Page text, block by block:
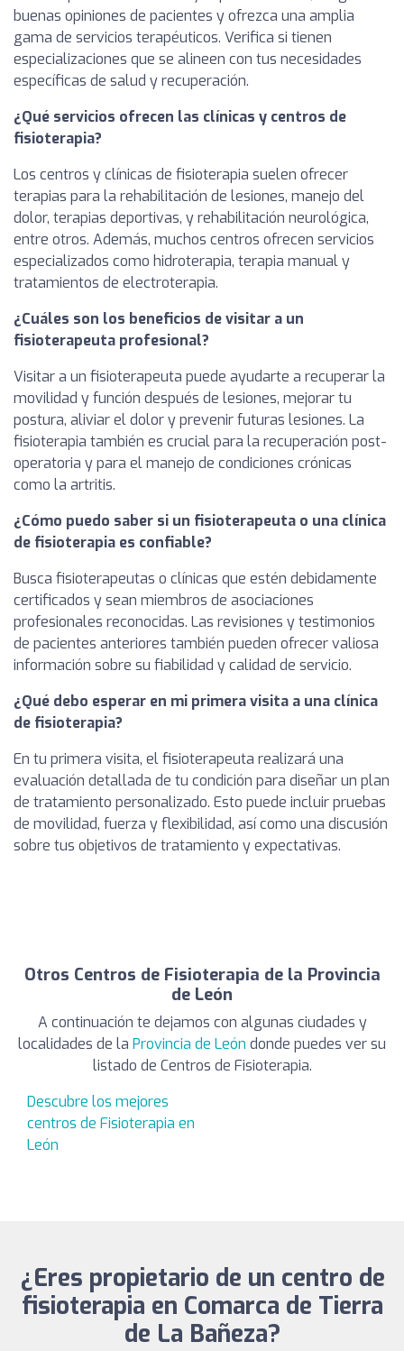
buenas opiniones de pacientes y ofrezca una amplia
gama de servicios terapéuticos. Verifica si tienen
especializaciones que se alineen con tus necesidades
específicas de salud y recuperación.
¿Qué servicios ofrecen las clínicas y centros de
fisioterapia?
Los centros y clínicas de fisioterapia suelen ofrecer
terapias para la rehabilitación de lesiones, manejo del
dolor, terapias deportivas, y rehabilitación neurológica,
entre otros. Además, muchos centros ofrecen servicios
especializados como hidroterapia, terapia manual y
tratamientos de electroterapia.
¿Cuáles son los beneficios de visitar a un
fisioterapeuta profesional?
Visitar a un fisioterapeuta puede ayudarte a recuperar la
movilidad y función después de lesiones, mejorar tu
postura, aliviar el dolor y prevenir futuras lesiones. La
fisioterapia también es crucial para la recuperación post-
operatoria y para el manejo de condiciones crónicas
como la artritis.
¿Cómo puedo saber si un fisioterapeuta o una clínica
de fisioterapia es confiable?
Busca fisioterapeutas o clínicas que estén debidamente
certificados y sean miembros de asociaciones
profesionales reconocidas. Las revisiones y testimonios
de pacientes anteriores también pueden ofrecer valiosa
información sobre su fiabilidad y calidad de servicio.
¿Qué debo esperar en mi primera visita a una clínica
de fisioterapia?
En tu primera visita, el fisioterapeuta realizará una
evaluación detallada de tu condición para diseñar un plan
de tratamiento personalizado. Esto puede incluir pruebas
de movilidad, fuerza y flexibilidad, así como una discusión
sobre tus objetivos de tratamiento y expectativas.
Otros Centros de Fisioterapia de la Provincia
de León
A continuación te dejamos con algunas ciudades y
localidades de la Provincia de León donde puedes ver su
listado de Centros de Fisioterapia.
Descubre los mejores
centros de Fisioterapia en
León
¿Eres propietario de un centro de
fisioterapia en Comarca de Tierra
de La Bañeza?